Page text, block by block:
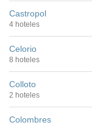
Castropol
4 hoteles
Celorio
8 hoteles
Colloto
2 hoteles
Colombres